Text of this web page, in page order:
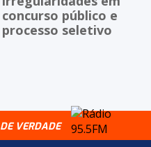
concurso público e
processo seletivo
VERDADE